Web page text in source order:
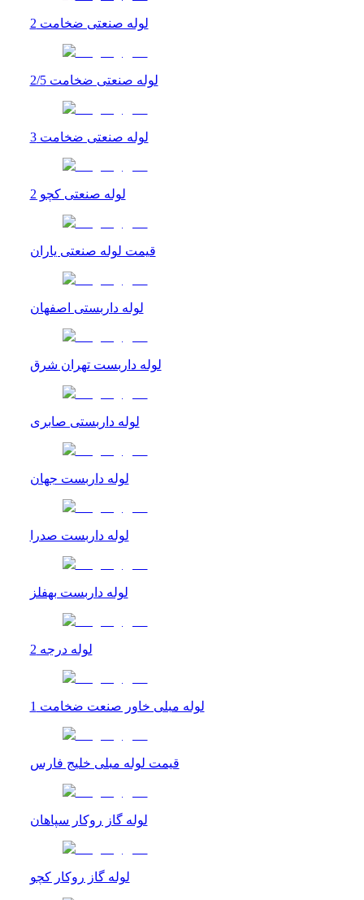
لوله صنعتی ضخامت 2
لوله صنعتی ضخامت 2/5
لوله صنعتی ضخامت 3
لوله صنعتی کچو 2
قیمت لوله صنعتی یاران
لوله داربستی اصفهان
لوله داربست تهران شرق
لوله داربستی صابری
لوله داربست جهان
لوله داربست صدرا
لوله داربست بهفلز
لوله درجه 2
لوله مبلی خاور صنعت ضخامت 1
قیمت لوله مبلی خلیج فارس
لوله گاز روکار سپاهان
لوله گاز روکار کچو